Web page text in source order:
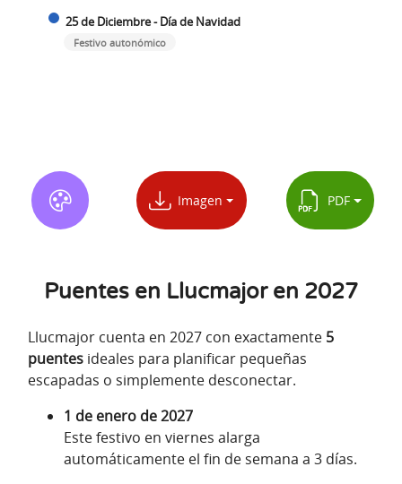
25 de Diciembre - Día de Navidad
Festivo autonómico
Imagen PDF
Puentes en Llucmajor en 2027
Llucmajor cuenta en 2027 con exactamente 5
puentes ideales para planificar pequeñas
escapadas o simplemente desconectar.
1 de enero de 2027
Este festivo en viernes alarga
automáticamente el fin de semana a 3 días.